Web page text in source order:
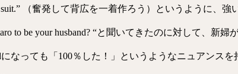
suit.” （奮発して背広を一着作ろう）というように、
to be your husband? “と聞いてきたのに対して、新
なっても「100％した！」というようなニュアンス